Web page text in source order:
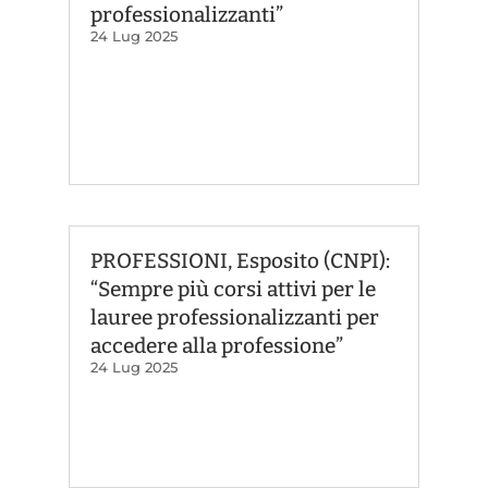
professionalizzanti”
24 Lug 2025
PROFESSIONI, Esposito (CNPI):
“Sempre più corsi attivi per le
lauree professionalizzanti per
accedere alla professione”
24 Lug 2025